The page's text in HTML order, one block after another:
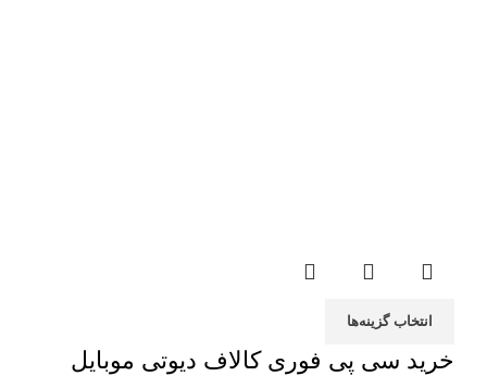
انتخاب گزینه‌ها
خرید سی پی فوری کالاف دیوتی موبایل